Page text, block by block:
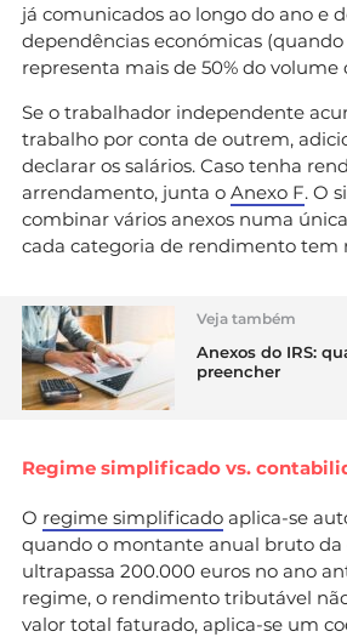
já comunicados ao longo do ano e
dependências económicas
representa mais de 50% do volume
Se o trabalhador independente
trabalho por conta de outrem,
declarar os salários. Caso tenha
arrendamento, junta o Anexo F. O
combinar vários anexos numa
cada categoria de rendimento tem
Veja também
Anexos do IRS:
preencher
Regime simplificado vs.
O regime simplificado aplica-se
quando o montante anual bruto da
ultrapassa 200.000 euros no ano
regime, o rendimento tributável
valor total faturado, aplica-se um